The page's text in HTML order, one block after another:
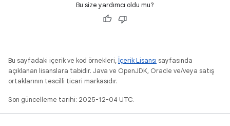
Bu size yardımcı oldu mu?
Bu sayfadaki içerik ve kod örnekleri, İçerik Lisansı sayfasında
açıklanan lisanslara tabidir. Java ve OpenJDK, Oracle ve/veya satış
ortaklarının tescilli ticari markasıdır.
Son güncelleme tarihi: 2025-12-04 UTC.